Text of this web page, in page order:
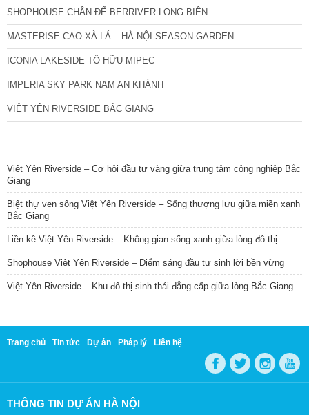
SHOPHOUSE CHÂN ĐẾ BERRIVER LONG BIÊN
MASTERISE CAO XÀ LÁ – HÀ NỘI SEASON GARDEN
ICONIA LAKESIDE TỐ HỮU MIPEC
IMPERIA SKY PARK NAM AN KHÁNH
VIỆT YÊN RIVERSIDE BẮC GIANG
Việt Yên Riverside – Cơ hội đầu tư vàng giữa trung tâm công nghiệp Bắc
Giang
Biệt thự ven sông Việt Yên Riverside – Sống thượng lưu giữa miền xanh
Bắc Giang
Liền kề Việt Yên Riverside – Không gian sống xanh giữa lòng đô thị
Shophouse Việt Yên Riverside – Điểm sáng đầu tư sinh lời bền vững
Việt Yên Riverside – Khu đô thị sinh thái đẳng cấp giữa lòng Bắc Giang
Trang chủ Tin tức Dự án Pháp lý Liên hệ
THÔNG TIN DỰ ÁN HÀ NỘI